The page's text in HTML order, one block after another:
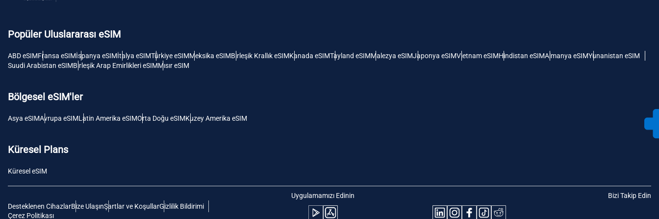
Popüler Uluslararası eSIM
ABD eSIMFransa eSIMİspanya eSIMİtalya eSIMTürkiye eSIMMeksika eSIMBirleşik Krallık eSIMKanada eSIMTayland eSIMMalezya eSIMJaponya eSIMVietnam eSIMHindistan eSIMAlmanya eSIMYunanistan eSIM
Suudi Arabistan eSIMBirleşik Arap Emirlikleri eSIMMısır eSIM
Bölgesel eSIM'ler
Asya eSIMAvrupa eSIMLatin Amerika eSIMOrta Doğu eSIMKuzey Amerika eSIM
Küresel Plans
Küresel eSIM
Desteklenen CihazlarBize UlaşınŞartlar ve KoşullarGizlilik Bildirimi
Çerez Politikası
Uygulamamızı Edinin Bizi Takip Edin
THB - Tayland Bahtı